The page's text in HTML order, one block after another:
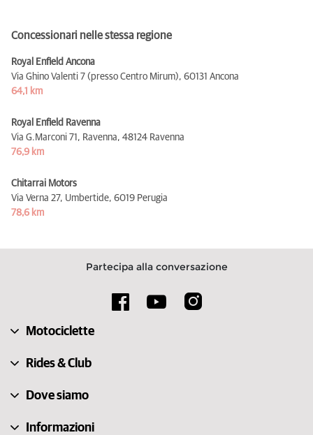
Concessionari nelle stessa regione
Royal Enfield Ancona
Via Ghino Valenti 7 (presso Centro Mirum), 60131 Ancona
64,1 km
Royal Enfield Ravenna
Via G.Marconi 71, Ravenna, 48124 Ravenna
76,9 km
Chitarrai Motors
Via Verna 27, Umbertide, 6019 Perugia
78,6 km
Partecipa alla conversazione
Motociclette
Rides & Club
Dove siamo
Informazioni